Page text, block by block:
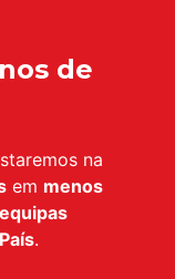
de
na
em menos
.